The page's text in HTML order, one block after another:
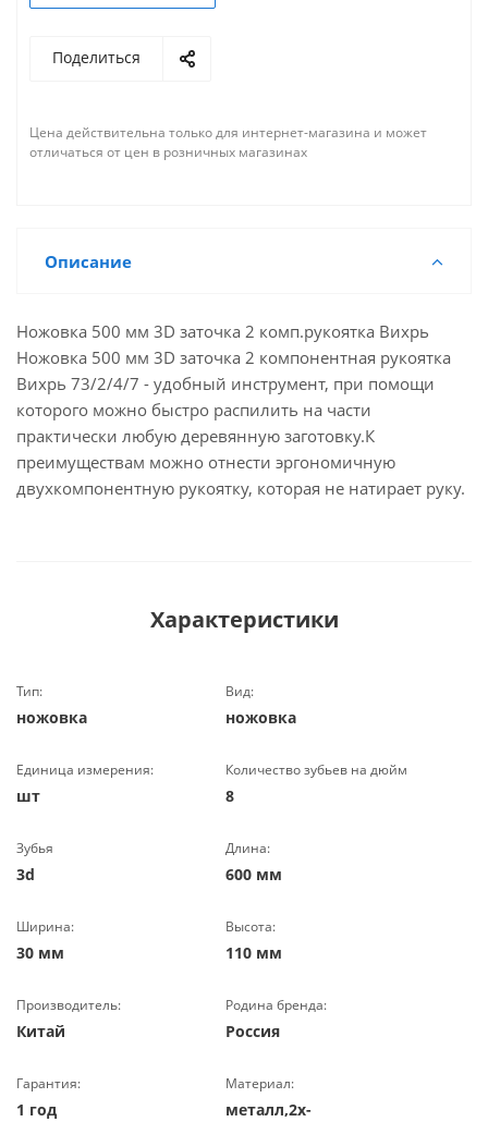
Поделиться
Цена действительна только для интернет-магазина и может
отличаться от цен в розничных магазинах
Описание
Ножовка 500 мм 3D заточка 2 комп.рукоятка Вихрь
Ножовка 500 мм 3D заточка 2 компонентная рукоятка
Вихрь 73/2/4/7 - удобный инструмент, при помощи
которого можно быстро распилить на части
практически любую деревянную заготовку.К
преимуществам можно отнести эргономичную
двухкомпонентную рукоятку, которая не натирает руку.
Характеристики
Тип:
ножовка
Вид:
ножовка
Единица измерения:
шт
Количество зубьев на дюйм
8
Зубья
3d
Длина:
600 мм
Ширина:
30 мм
Высота:
110 мм
Производитель:
Китай
Родина бренда:
Россия
Гарантия:
1 год
Материал:
металл,2х-